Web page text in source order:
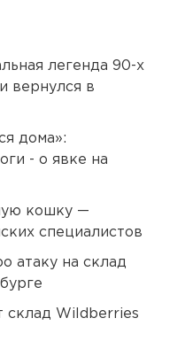
легенда 90-х
вернулся в
дома»:
- о явке на
кошку —
специалистов
атаку на склад
склад Wildberries